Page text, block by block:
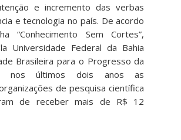
e incremento das verbas
e tecnologia no país. De acordo
“Conhecimento Sem Cortes”,
Universidade Federal da Bahia
Brasileira para o Progresso da
nos últimos dois anos as
de pesquisa científica
de receber mais de R$ 12